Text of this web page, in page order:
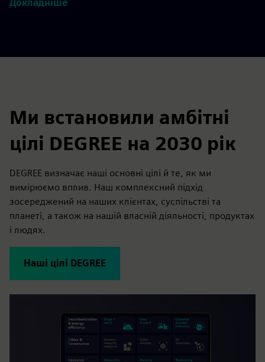
Докладніше
Ми встановили амбітні
цілі DEGREE на 2030 рік
DEGREE визначає наші основні цілі й те, як ми
вимірюємо вплив. Наш комплексний підхід
зосереджений на наших клієнтах, суспільстві та
планеті, а також на нашій власній діяльності, продуктах
і людях.
Наші цілі DEGREE